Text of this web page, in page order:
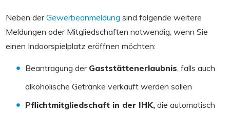
Neben derGewerbeanmeldung sind folgende weitere
Meldungen oder Mitgliedschaften notwendig, wenn Sie
einen Indoorspielplatz eröffnen möchten:
Beantragung der Gaststättenerlaubnis , falls auch
alkoholische Getränke verkauft werden sollen
Pflichtmitgliedschaft in der IHK, die automatisch